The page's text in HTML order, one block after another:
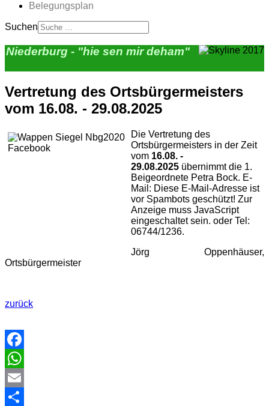
Belegungsplan
Suchen
Niederburg - "hie sen mir deham"
Vertretung des Ortsbürgermeisters
vom 16.08. - 29.08.2025
Die Vertretung des
Ortsbürgermeisters in der Zeit
vom 16.08. -
29.08.2025 übernimmt die 1.
Beigeordnete Petra Bock. E-
Mail: Diese E-Mail-Adresse ist
vor Spambots geschützt! Zur
Anzeige muss JavaScript
eingeschaltet sein. oder Tel:
06744/1236.
Jörg Oppenhäuser,
Ortsbürgermeister
zurück
Facebook
WhatsApp
Email